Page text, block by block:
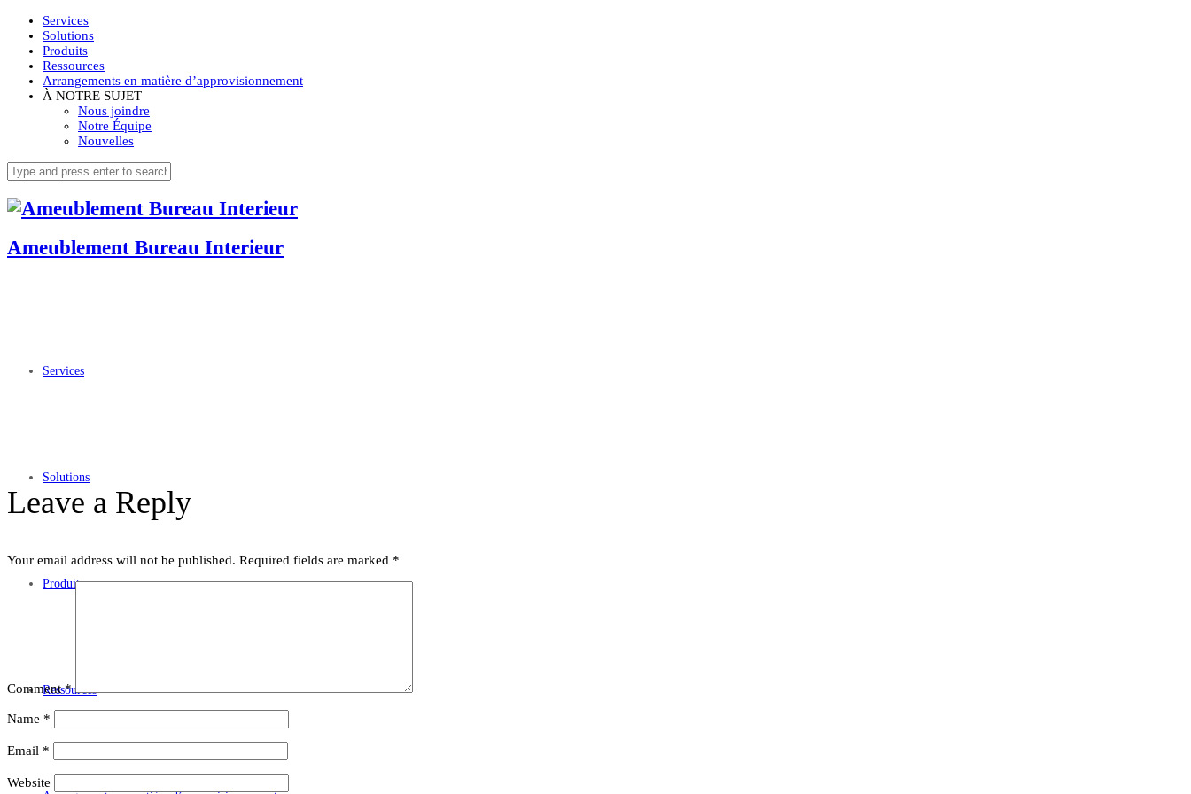
Services
Solutions
Produits
Ressources
Arrangements en matière d’approvisionnement
À NOTRE SUJET
Nous joindre
Notre Équipe
Nouvelles
Ameublement Bureau Interieur
Services
Solutions
Produits
Ressources
Leave a Reply
Your email address will not be published. Required fields are marked *
Comment*
Name *
Email *
Website